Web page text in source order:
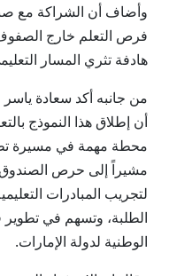
وأضاف أن الشراكة مع
فرص التعلم خارج
هادفة تثري المسار
من جانبه أكد سعادة
أن إطلاق هذا النموذج
محطة مهمة في مسيرة
مشيراً إلى حرص
لتجريب المبادرات
الطلبة، وتسهم في تطوير
الوطنية لدولة الإمارات.